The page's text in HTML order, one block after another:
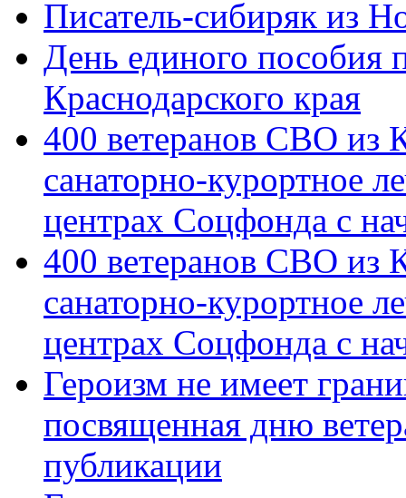
Писатель-сибиряк из
День единого пособия
Краснодарского края
400 ветеранов СВО из
санаторно-курортное
центрах Соцфонда с
400 ветеранов СВО из
санаторно-курортное
центрах Соцфонда с
Героизм не имеет
посвященная дню
публикации